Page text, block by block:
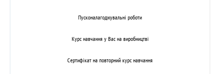
Пусконалагоджувальні роботи
Курс навчання у Вас на виробництві
Сертифікат на повторний курс навчання